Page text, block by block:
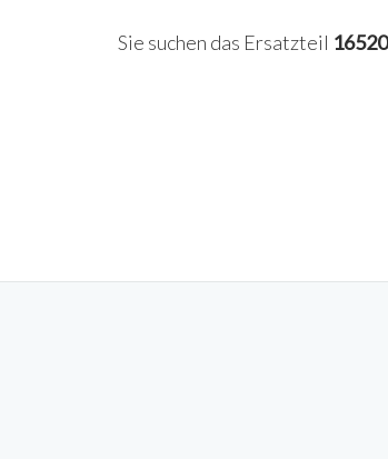
Sie suchen das Ersatzteil